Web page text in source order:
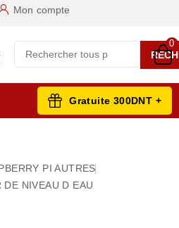
Mon compte
0
Gratuite 300DNT +
PI AUTRES
NIVEAU D EAU